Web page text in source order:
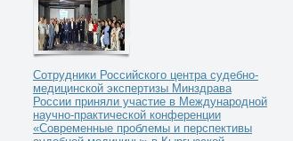
Сотрудники Российского центра судебно-
медицинской экспертизы Минздрава
России приняли участие в Международной
научно-практической конференции
«Современные проблемы и перспективы